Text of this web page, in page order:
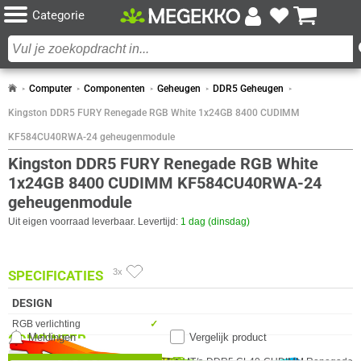
Categorie
Computer Componenten Geheugen DDR5 Geheugen
Kingston DDR5 FURY Renegade RGB White 1x24GB 8400 CUDIMM
KF584CU40RWA-24 geheugenmodule
Kingston DDR5 FURY Renegade RGB White
1x24GB 8400 CUDIMM KF584CU40RWA-24
geheugenmodule
Uit eigen voorraad leverbaar. Levertijd: 1 dag (dinsdag)
3x
Vergelijk product
Meldingen
SPECIFICATIES
DESIGN
Eigenschap Waarde
RGB verlichting
✓︎
Kleur Product
Wit, Zilver
COMBINEER